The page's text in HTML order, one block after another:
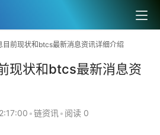
目前现状和btcs最新消息资讯详细介绍
现状和btcs最新消息资
•链资讯 • 阅读 0